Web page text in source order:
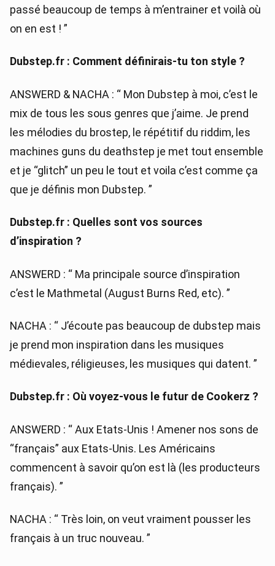
passé beaucoup de temps à m’entrainer et voilà où
on en est ! ”
Dubstep.fr : Comment définirais-tu ton style ?
ANSWERD & NACHA : “ Mon Dubstep à moi, c’est le
mix de tous les sous genres que j’aime. Je prend
les mélodies du brostep, le répétitif du riddim, les
machines guns du deathstep je met tout ensemble
et je “glitch” un peu le tout et voila c’est comme ça
que je définis mon Dubstep. ”
Dubstep.fr : Quelles sont vos sources
d’inspiration ?
ANSWERD : “ Ma principale source d’inspiration
c’est le Mathmetal (August Burns Red, etc). ”
NACHA : “ J’écoute pas beaucoup de dubstep mais
je prend mon inspiration dans les musiques
médievales, réligieuses, les musiques qui datent. ”
Dubstep.fr : Où voyez-vous le futur de Cookerz ?
ANSWERD : “ Aux Etats-Unis ! Amener nos sons de
“français” aux Etats-Unis. Les Américains
commencent à savoir qu’on est là (les producteurs
français). ”
NACHA : “ Très loin, on veut vraiment pousser les
français à un truc nouveau. ”